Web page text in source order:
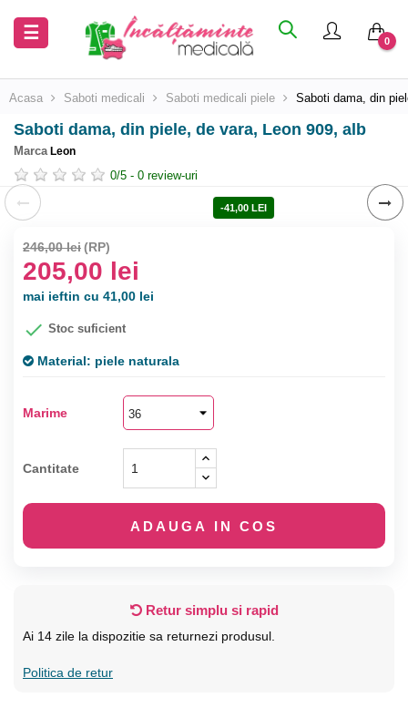
Toggle
navigation
☰ 0
Acasa Saboti medicali Saboti medicali piele Saboti dama, din
Saboti dama, din piele, de vara, Leon 909, alb
Marca Leon
0/5 - 0 review-uri
-41,00 LEI
246,00 lei(RP)
205,00 lei
mai ieftin cu 41,00 lei
 Stoc suficient
Material: piele naturala
Marime
Cantitate
ADAUGA IN COS
Retur simplu si rapid
Ai 14 zile la dispozitie sa returnezi produsul.
Politica de retur
Inchide
Acasa
Saboti
medicali
Uniforme
Inchide
Acasa
Saboti
medicali
Uniforme